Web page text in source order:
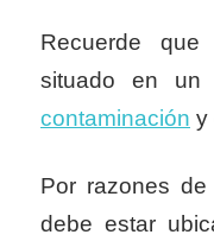
Recuerde
situado en un
contaminación y
Por razones de
debe estar